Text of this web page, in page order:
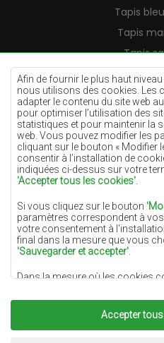
Afin de fournir le plus haut
nous utilisons des cookies. Les
adapter le contenu du site web
pour optimiser l’utilisation des
statistiques et pour maintenir la
web. Vous pouvez modifier les
cliquant sur le bouton « Modifier
consentir à l’installation de
indiquées ci-dessus sur votre
'Accepter tous les cookies'
Si vous cliquez sur le bouton
paramètres correspondent à
votre consentement à
final dans la mesure que vous
'Sauvegarder et accepter'
Dans la mesure où les cookies
du responsable du traitement
ou de tiers sous la forme de la
qualité sur notre site Web et des
responsable du traitement des
Accepter
Tapis
Tapis
Tapis
Tapis
Tapis
Tapis
Tapis
Tapis
Tapis
Tapis
Tapis
Tapis